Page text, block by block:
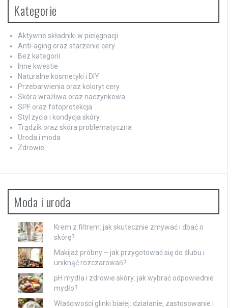
Kategorie
Aktywne składniki w pielęgnacji
Anti-aging oraz starzenie cery
Bez kategorii
Inne kwestie
Naturalne kosmetyki i DIY
Przebarwienia oraz koloryt cery
Skóra wrażliwa oraz naczynkowa
SPF oraz fotoprotekcja
Styl życia i kondycja skóry
Trądzik oraz skóra problematyczna
Uroda i moda
Zdrowie
Moda i uroda
Krem z filtrem: jak skutecznie zmywać i dbać o
skórę?
Makijaż próbny – jak przygotować się do ślubu i
uniknąć rozczarowań?
pH mydła i zdrowie skóry: jak wybrać odpowiednie
mydło?
Właściwości glinki białej: działanie, zastosowanie i